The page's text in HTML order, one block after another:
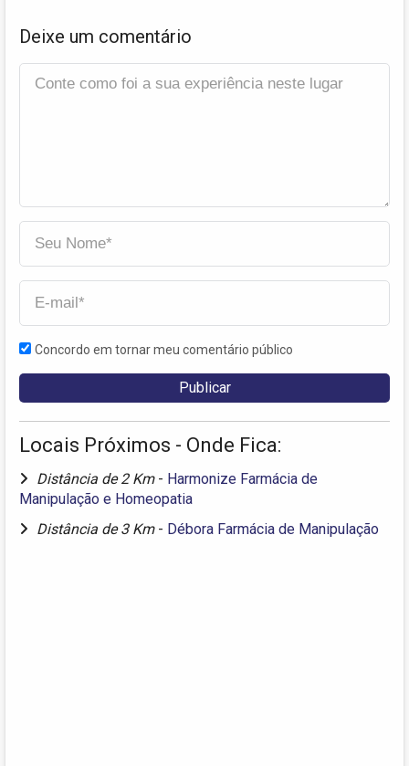
Deixe um comentário
Concordo em tornar meu comentário público
Locais Próximos - Onde Fica:
Distância de 2 Km - Harmonize Farmácia de
Manipulação e Homeopatia
Distância de 3 Km - Débora Farmácia de Manipulação